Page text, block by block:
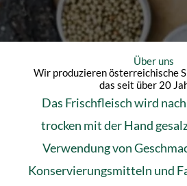
Über uns
Wir produzieren österreichische
das seit über 20
Das Frischfleisch wird
trocken mit der Hand
Verwendung von
Konservierungsmitteln und